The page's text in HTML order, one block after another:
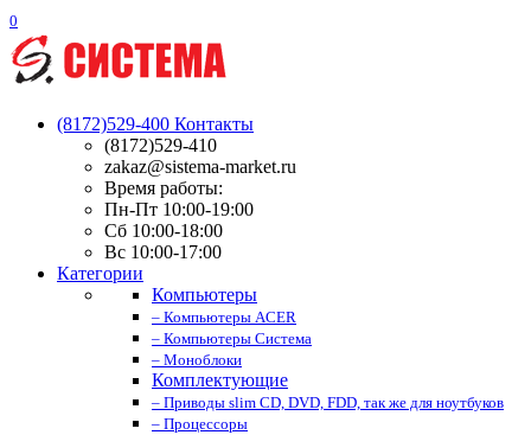
0
(8172)529-400 Контакты
(8172)529-410
zakaz@sistema-market.ru
Время работы:
Пн-Пт 10:00-19:00
Сб 10:00-18:00
Вс 10:00-17:00
Категории
Компьютеры
– Компьютеры ACER
– Компьютеры Система
– Моноблоки
Комплектующие
– Приводы slim CD, DVD, FDD, так же для ноутбуков
– Процессоры